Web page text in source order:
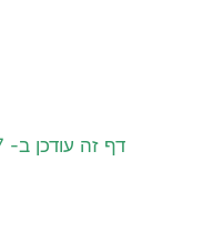
דף זה עודכן ב- 7 באוגוסט 2021